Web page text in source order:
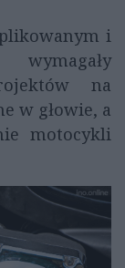
i
na
w głowie, a
motocykli